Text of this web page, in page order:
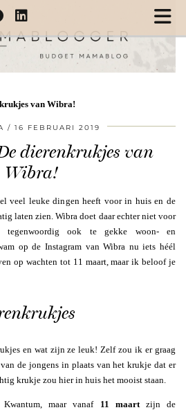
van Wibra!
16 FEBRUARI 2019
dierenkrukjes van
Wibra!
veel leuke dingen heeft voor in huis en de
laten zien. Wibra doet daar echter niet voor
ook te gekke woon- en
op de Instagram van Wibra nu iets héél
op wachten tot 11 maart, maar ik beloof je
en wat zijn ze leuk! Zelf zou ik er graag
van de jongens in plaats van het krukje dat er
krukje zou hier in huis het mooist staan.
maar vanaf 11 maartzijn de